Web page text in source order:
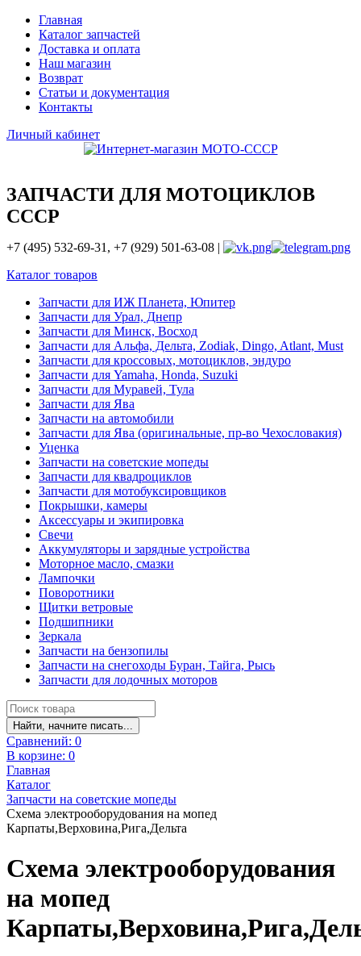
Главная
Каталог запчастей
Доставка и оплата
Наш магазин
Возврат
Статьи и документация
Контакты
Личный кабинет
ЗАПЧАСТИ ДЛЯ МОТОЦИКЛОВ
СССР
+7 (495) 532-69-31, +7 (929) 501-63-08 |
Каталог товаров
Запчасти для ИЖ Планета, Юпитер
Запчасти для Урал, Днепр
Запчасти для Минск, Восход
Запчасти для Альфа, Дельта, Zodiak, Dingo, Atlant, Must
Запчасти для кроссовых, мотоциклов, эндуро
Запчасти для Yamaha, Honda, Suzuki
Запчасти для Муравей, Тула
Запчасти для Ява
Запчасти на автомобили
Запчасти для Ява (оригинальные, пр-во Чехословакия)
Уценка
Запчасти на советские мопеды
Запчасти для квадроциклов
Запчасти для мотобуксировщиков
Покрышки, камеры
Аксессуары и экипировка
Свечи
Аккумуляторы и зарядные устройства
Моторное масло, смазки
Лампочки
Поворотники
Щитки ветровые
Подшипники
Зеркала
Запчасти на бензопилы
Запчасти на снегоходы Буран, Тайга, Рысь
Запчасти для лодочных моторов
Найти, начните писать...
Сравнений: 0
В корзине: 0
Главная
Каталог
Запчасти на советские мопеды
Схема электрооборудования на мопед
Карпаты,Верховина,Рига,Дельта
Схема электрооборудования
на мопед